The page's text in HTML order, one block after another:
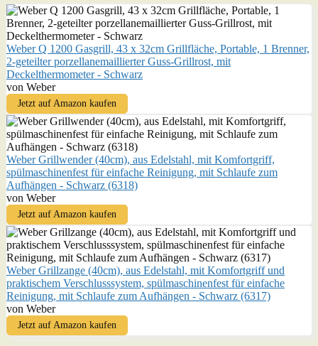
Weber Q 1200 Gasgrill, 43 x 32cm Grillfläche, Portable, 1 Brenner,
2-geteilter porzellanemaillierter Guss-Grillrost, mit
Deckelthermometer - Schwarz
von Weber
Jetzt auf Amazon kaufen
Weber Grillwender (40cm), aus Edelstahl, mit Komfortgriff,
spülmaschinenfest für einfache Reinigung, mit Schlaufe zum
Aufhängen - Schwarz (6318)
von Weber
Jetzt auf Amazon kaufen
Weber Grillzange (40cm), aus Edelstahl, mit Komfortgriff und
praktischem Verschlusssystem, spülmaschinenfest für einfache
Reinigung, mit Schlaufe zum Aufhängen - Schwarz (6317)
von Weber
Jetzt auf Amazon kaufen